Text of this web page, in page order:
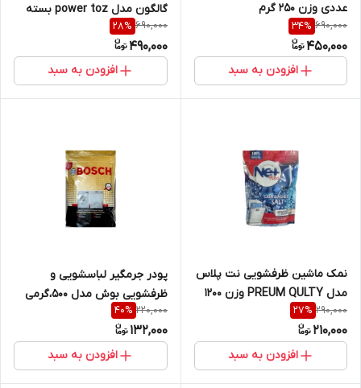
عددی وزن ۲۵۰ گرم
690,000
34%
450,000
افزودن به سبد
گالگون مدل power toz بسته
۴۸۰،گرمی
690,000
28%
490,000
افزودن به سبد
نمک ماشین ظرفشویی نت پلاس
مدل PREUM QULTY وزن 1200
گرمی
290,000
27%
210,000
افزودن به سبد
پودر جرمگیر لباسشویی و
ظرفشویی بوش مدل ۵۰۰،گرمی
220,000
40%
132,000
افزودن به سبد